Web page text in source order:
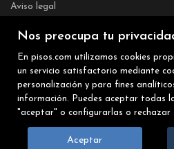
Nos preocupa tu
En pisos.com utilizamos cookies
un servicio satisfactorio mediante
personalización y para fines
información. Puedes aceptar todas
"aceptar" o configurarlas o rechazar
Aceptar
Aviso legal
Favoritos
Noticias
Mapa Web
Política de cookies